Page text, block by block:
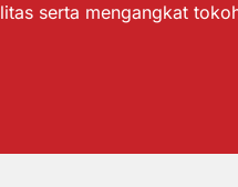
serta mengangkat